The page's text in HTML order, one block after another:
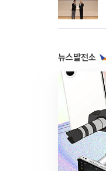
뉴스발전소